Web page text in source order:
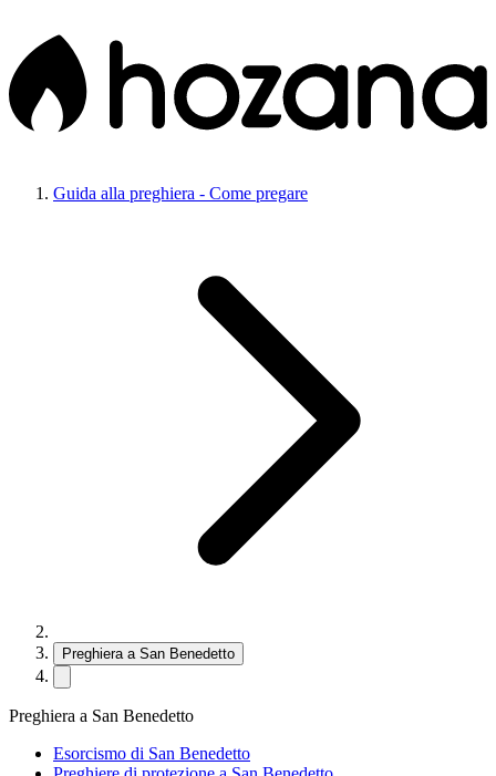
Guida alla preghiera - Come pregare
Preghiera a San Benedetto
Preghiera a San Benedetto
Esorcismo di San Benedetto